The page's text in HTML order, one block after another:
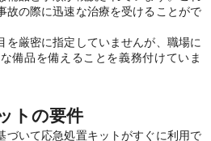
故の際に迅速な治療を受けることがで
を厳密に指定していませんが、職場に
備品を備えることを義務付けていま
トの要件
づいて応急処置キットがすぐに利用で